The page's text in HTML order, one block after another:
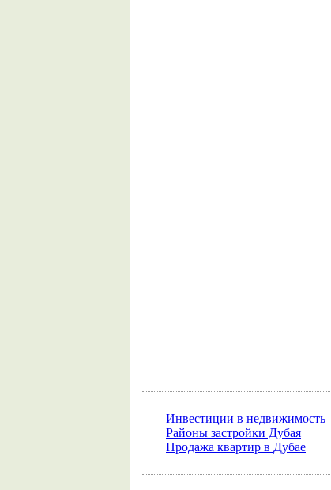
Инвестиции в недвижимость
Районы застройки Дубая
Продажа квартир в Дубае